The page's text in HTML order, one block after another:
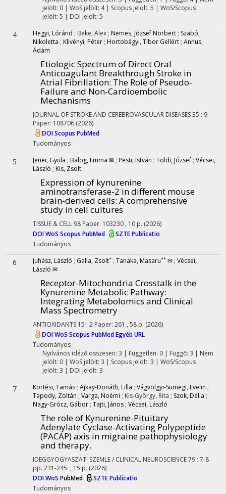
jelölt: 0 | WoS jelölt: 4 | Scopus jelölt: 5 | WoS/Scopus
jelölt: 5 | DOI jelölt: 5
4 Hegyi, Lóránd ; Beke, Alex ; Nemes, József Norbert ; Szabó,
Nikoletta ; Klivényi, Péter ; Hortobágyi, Tibor Gellért ; Annus,
Ádám
Etiologic Spectrum of Direct Oral
Anticoagulant Breakthrough Stroke in
Atrial Fibrillation: The Role of Pseudo-
Failure and Non-Cardioembolic
Mechanisms
JOURNAL OF STROKE AND CEREBROVASCULAR DISEASES35 : 9
Paper: 108706 (2026)
DOIScopus PubMed
Tudományos
5 Jenei, Gyula ; Balog, Emma ✉ ; Pesti, István ; Toldi, József ; Vécsei,
László ; Kis, Zsolt
Expression of kynurenine
aminotransferase-2 in different mouse
brain-derived cells: A comprehensive
study in cell cultures
TISSUE & CELL 98 Paper: 103230 , 10 p. (2026)
DOIWoS Scopus PubMed
SZTE Publicatio
Tudományos
6 Juhász, László ; Galla, Zsolt* ; Tanaka, Masaru** ✉ ; Vécsei,
László ✉
Receptor-Mitochondria Crosstalk in the
Kynurenine Metabolic Pathway:
Integrating Metabolomics and Clinical
Mass Spectrometry
ANTIOXIDANTS 15 : 2 Paper: 261 , 58 p. (2026)
DOIWoS Scopus PubMedEgyéb URL
Tudományos
Nyilvános idéző összesen: 3 | Független: 0 | Függő: 3 | Nem
jelölt: 0 | WoS jelölt: 3 | Scopus jelölt: 3 | WoS/Scopus
jelölt: 3 | DOI jelölt: 3
7 Körtési, Tamás ; Ajkay-Donáth, Lilla ; Vágvölgyi-Sümegi, Evelin ;
Tapody, Zoltán ; Varga, Noémi ; Kis-György, Rita ; Szok, Délia ;
Nagy-Grócz, Gábor ; Tajti, János ; Vécsei, László
The role of Kynurenine-Pituitary
Adenylate Cyclase-Activating Polypeptide
(PACAP) axis in migraine pathophysiology
and therapy.
IDEGGYOGYASZATI SZEMLE / CLINICAL NEUROSCIENCE79 : 7-8
pp. 231-245. , 15 p. (2026)
DOIWoS PubMed
SZTE Publicatio
Tudományos